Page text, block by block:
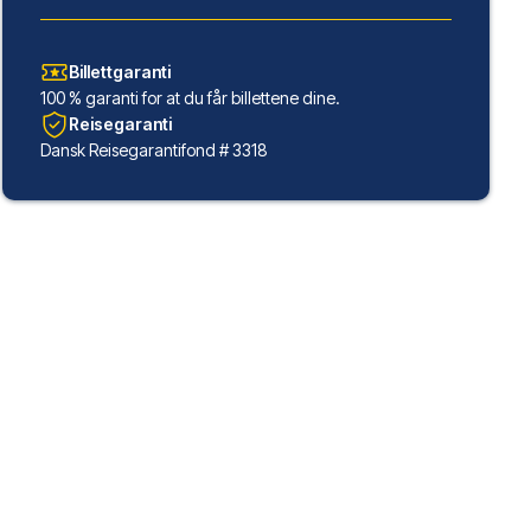
Billettgaranti
100 % garanti for at du får billettene dine.
Reisegaranti
Dansk Reisegarantifond # 3318